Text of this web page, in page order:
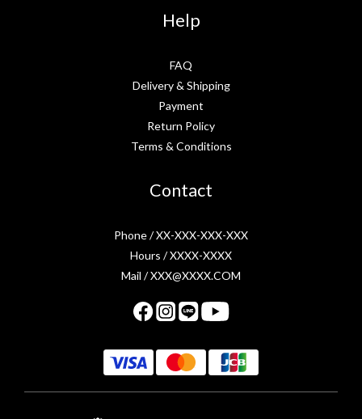
Help
FAQ
Delivery & Shipping
Payment
Return Policy
Terms & Conditions
Contact
Phone / XX-XXX-XXX-XXX
Hours / XXXX-XXXX
Mail / XXX@XXXX.COM